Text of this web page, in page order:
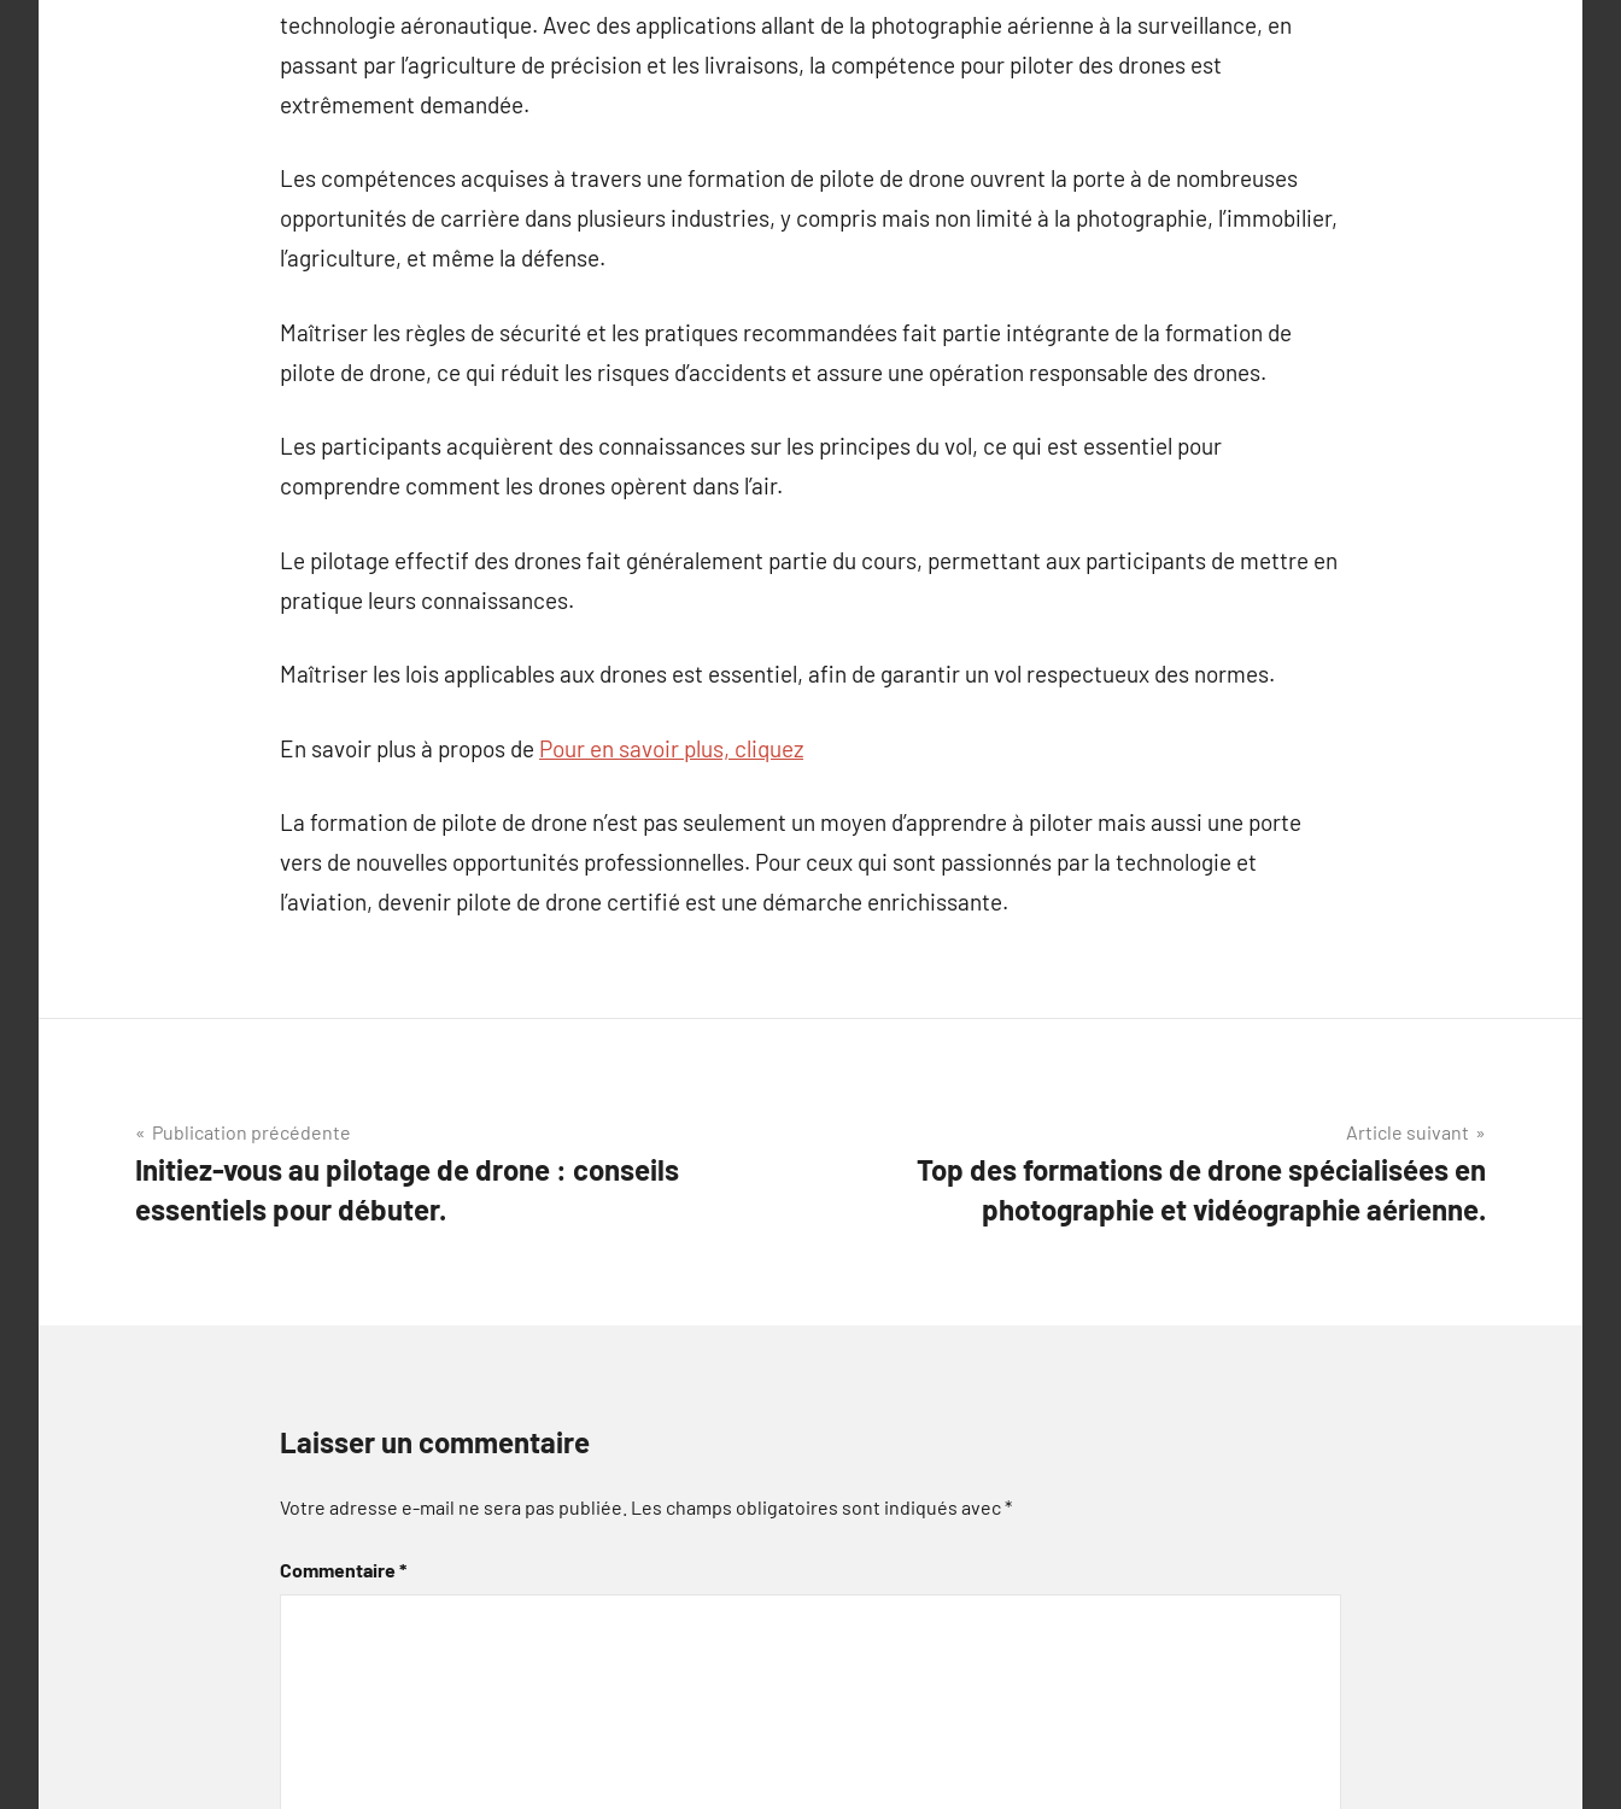
technologie aéronautique. Avec des applications allant de la photographie aérienne à la surveillance, en
passant par l’agriculture de précision et les livraisons, la compétence pour piloter des drones est
extrêmement demandée.
Les compétences acquises à travers une formation de pilote de drone ouvrent la porte à de nombreuses
opportunités de carrière dans plusieurs industries, y compris mais non limité à la photographie, l’immobilier,
l’agriculture, et même la défense.
Maîtriser les règles de sécurité et les pratiques recommandées fait partie intégrante de la formation de
pilote de drone, ce qui réduit les risques d’accidents et assure une opération responsable des drones.
Les participants acquièrent des connaissances sur les principes du vol, ce qui est essentiel pour
comprendre comment les drones opèrent dans l’air.
Le pilotage effectif des drones fait généralement partie du cours, permettant aux participants de mettre en
pratique leurs connaissances.
Maîtriser les lois applicables aux drones est essentiel, afin de garantir un vol respectueux des normes.
En savoir plus à propos de Pour en savoir plus, cliquez
La formation de pilote de drone n’est pas seulement un moyen d’apprendre à piloter mais aussi une porte
vers de nouvelles opportunités professionnelles. Pour ceux qui sont passionnés par la technologie et
l’aviation, devenir pilote de drone certifié est une démarche enrichissante.
Navigation
de
l’article
Publication précédente
Initiez-vous au pilotage de drone : conseils
essentiels pour débuter.
Article suivant
Top des formations de drone spécialisées en
photographie et vidéographie aérienne.
Laisser un commentaire
Votre adresse e-mail ne sera pas publiée. Les champs obligatoires sont indiqués avec*
Commentaire*